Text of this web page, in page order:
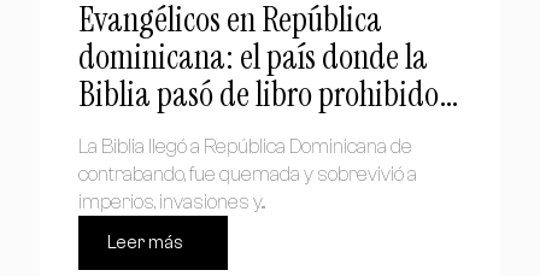
Evangélicos en República
dominicana: el país donde la
Biblia pasó de libro prohibido a
símbolo nacional
La Biblia llegó a República Dominicana de
contrabando, fue quemada y sobrevivió a
imperios, invasiones y...
Leer más